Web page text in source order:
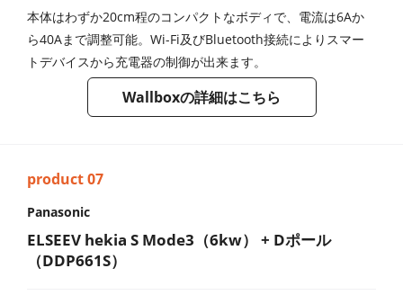
本体はわずか20cm程のコンパクトなボディで、電流は6Aか
ら40Aまで調整可能。Wi-Fi及びBluetooth接続によりスマー
トデバイスから充電器の制御が出来ます。
Wallboxの詳細はこちら
Panasonic
ELSEEV hekia S Mode3（6kw） + Dポール
（DDP661S）